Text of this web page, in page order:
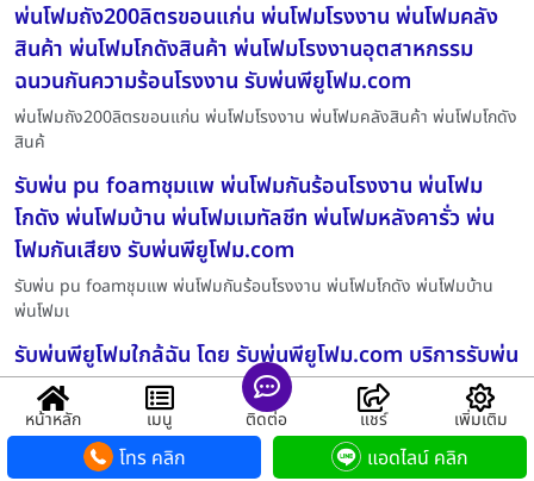
พ่นโฟมถัง200ลิตรขอนแก่น พ่นโฟมโรงงาน พ่นโฟมคลัง
สินค้า พ่นโฟมโกดังสินค้า พ่นโฟมโรงงานอุตสาหกรรม
ฉนวนกันความร้อนโรงงาน รับพ่นพียูโฟม.com
พ่นโฟมถัง200ลิตรขอนแก่น พ่นโฟมโรงงาน พ่นโฟมคลังสินค้า พ่นโฟมโกดัง
สินค้
รับพ่น pu foamชุมแพ พ่นโฟมกันร้อนโรงงาน พ่นโฟม
โกดัง พ่นโฟมบ้าน พ่นโฟมเมทัลชีท พ่นโฟมหลังคารั่ว พ่น
โฟมกันเสียง รับพ่นพียูโฟม.com
รับพ่น pu foamชุมแพ พ่นโฟมกันร้อนโรงงาน พ่นโฟมโกดัง พ่นโฟมบ้าน
พ่นโฟมเ
รับพ่นพียูโฟมใกล้ฉัน โดย รับพ่นพียูโฟม.com บริการรับพ่น
ฉีดพียูโฟม แบบครบวงจร ราคาถูก
รับพ่นพียูโฟมใกล้ฉัน โดย รับพ่นพียูโฟม.com บริการรับพ่นฉีดพียูโฟม ฉนวน
รับฉีดพียูโฟมหลังคาพนัสนิคม โดย รับพ่นพียูโฟม.com
หน้าหลัก เมนู ติดต่อ แชร์ เพิ่มเติม
โทร คลิก แอดไลน์ คลิก